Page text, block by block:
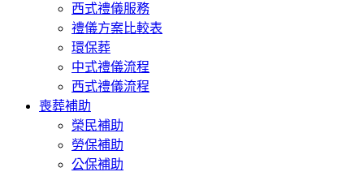
西式禮儀服務
禮儀方案比較表
環保葬
中式禮儀流程
西式禮儀流程
喪葬補助
榮民補助
勞保補助
公保補助